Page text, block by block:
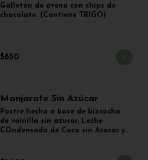
Galletón de avena con chips de
chocolate. (Contiene TRIGO)
$850
Manjarate Sin Azúcar
Postre hecho a base de bizcocho
de vainilla sin azucar, Leche
COndensada de Coco sin Azúcar y